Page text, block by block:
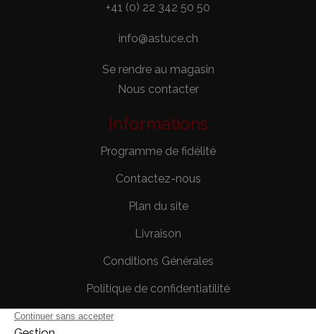
+41 (0) 22 342 50 50
info@astuce.ch
Se rendre au magasin
Nous contacter
Informations
Programme de fidélité
Contactez-nous
Plan du site
Livraison
Conditions Générales
Politique de confidentiatilité